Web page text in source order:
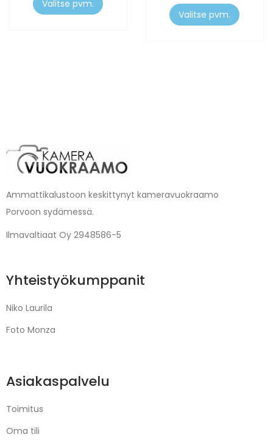
Valitse pvm.
Valitse pvm.
Ammattikalustoon keskittynyt kameravuokraamo
Porvoon sydämessä.
Ilmavaltiaat Oy 2948586-5
Yhteistyökumppanit
Niko Laurila
Foto Monza
Asiakaspalvelu
Toimitus
Oma tili